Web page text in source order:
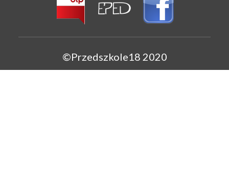
©Przedszkole18 2020